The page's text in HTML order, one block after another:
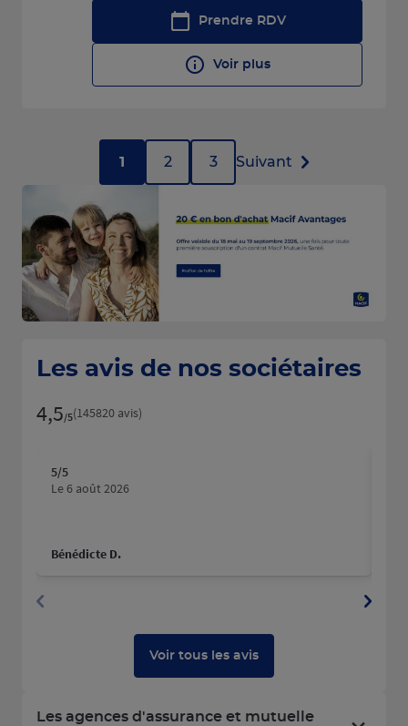
Prendre RDV
Voir plus
1 2 3 Suivant
Les avis de nos sociétaires
4,5/5Note de 4.5 sur 5
(145820 avis)
5/5
Le 6 août 2026
Bénédicte D.
Voir tous les avis
Les agences d'assurance et mutuelle